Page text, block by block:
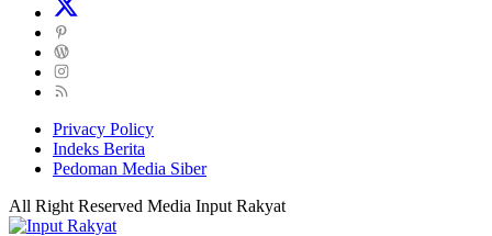
Privacy Policy
Indeks Berita
Pedoman Media Siber
All Right Reserved Media Input Rakyat